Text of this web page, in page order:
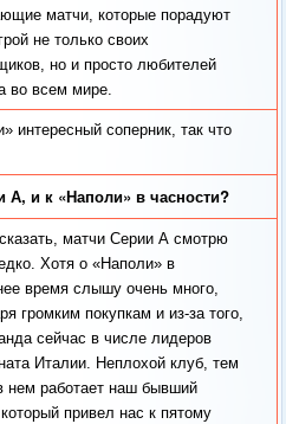
матчи, которые порадуют
не только своих
но и просто любителей
во всем мире.
интересный соперник, так что
А, и к «Наполи» в часности?
матчи Серии А смотрю
Хотя о «Наполи» в
время слышу очень много,
громким покупкам и из-за того,
сейчас в числе лидеров
Италии. Неплохой клуб, тем
нем работает наш бывший
привел нас к пятому